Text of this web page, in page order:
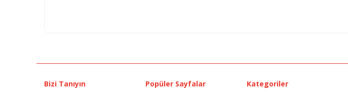
Bizi Tanıyın Popüler Sayfalar Kategoriler